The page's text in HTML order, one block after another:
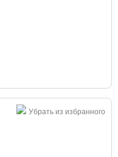
Убрать из избранного